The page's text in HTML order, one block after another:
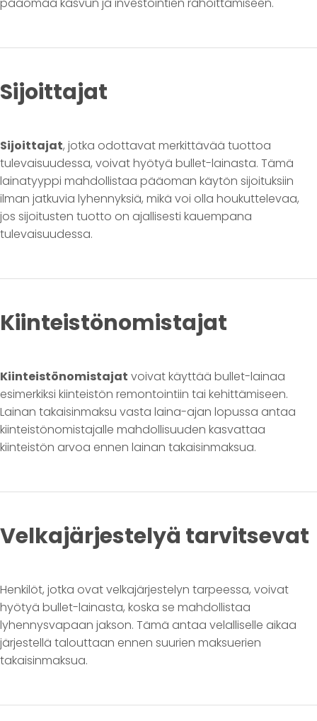
Sijoittajat
Sijoittajat, jotka odottavat merkittävää tuottoa
tulevaisuudessa, voivat hyötyä bullet-lainasta. Tämä
lainatyyppi mahdollistaa pääoman käytön sijoituksiin
ilman jatkuvia lyhennyksiä, mikä voi olla houkuttelevaa,
jos sijoitusten tuotto on ajallisesti kauempana
tulevaisuudessa.
Kiinteistönomistajat
Kiinteistönomistajat voivat käyttää bullet-lainaa
esimerkiksi kiinteistön remontointiin tai kehittämiseen.
Lainan takaisinmaksu vasta laina-ajan lopussa antaa
kiinteistönomistajalle mahdollisuuden kasvattaa
kiinteistön arvoa ennen lainan takaisinmaksua.
Velkajärjestelyä tarvitsevat
Henkilöt, jotka ovat velkajärjestelyn tarpeessa, voivat
hyötyä bullet-lainasta, koska se mahdollistaa
lyhennysvapaan jakson. Tämä antaa velalliselle aikaa
järjestellä talouttaan ennen suurien maksuerien
takaisinmaksua.